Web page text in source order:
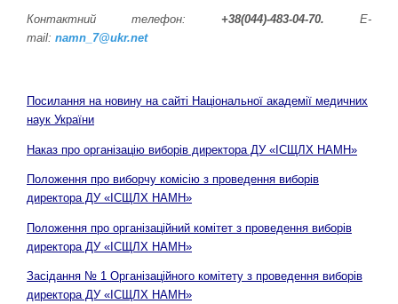
Контактний телефон: +38(044)-483-04-70. E-
mail: namn_7@ukr.net
Посилання на новину на сайті Національної академії медичних
наук України
Наказ про організацію виборів директора ДУ «ІСЩЛХ НАМН»
Положення про виборчу комісію з проведення виборів
директора ДУ «ІСЩЛХ НАМН»
Положення про організаційний комітет з проведення виборів
директора ДУ «ІСЩЛХ НАМН»
Засідання № 1 Організаційного комітету з проведення виборів
директора ДУ «ІСЩЛХ НАМН»